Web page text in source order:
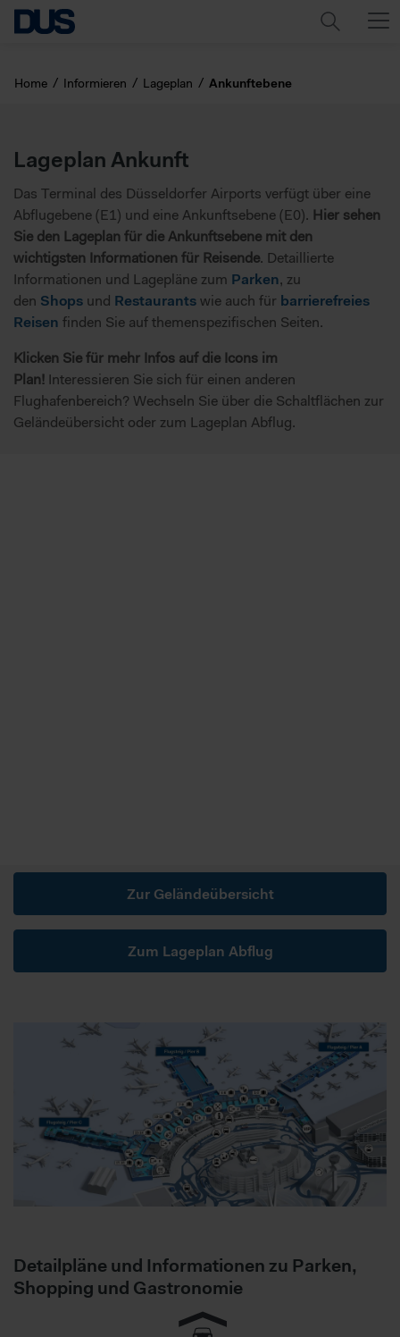
Home Informieren Lageplan Ankunftebene
Lageplan Ankunft
Das Terminal des Düsseldorfer Airports verfügt über eine
Abflugebene (E1) und eine Ankunftsebene (E0). Hier sehen
Sie den Lageplan für die Ankunftsebene mit den
wichtigsten Informationen für Reisende. Detaillierte
Informationen und Lagepläne zum Parken, zu
den Shops und Restaurants wie auch für barrierefreies
Reisen finden Sie auf themenspezifischen Seiten.
Klicken Sie für mehr Infos auf die Icons im
Plan! Interessieren Sie sich für einen anderen
Flughafenbereich? Wechseln Sie über die Schaltflächen zur
Geländeübersicht oder zum Lageplan Abflug.
Detailpläne und Informationen zu Parken,
Shopping und Gastronomie